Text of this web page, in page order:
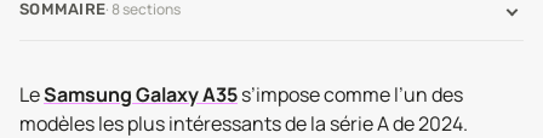
SOMMAIRE·8sections
LeSamsung Galaxy A35s’impose comme l’un des
modèles les plus intéressants de la série A de 2024.